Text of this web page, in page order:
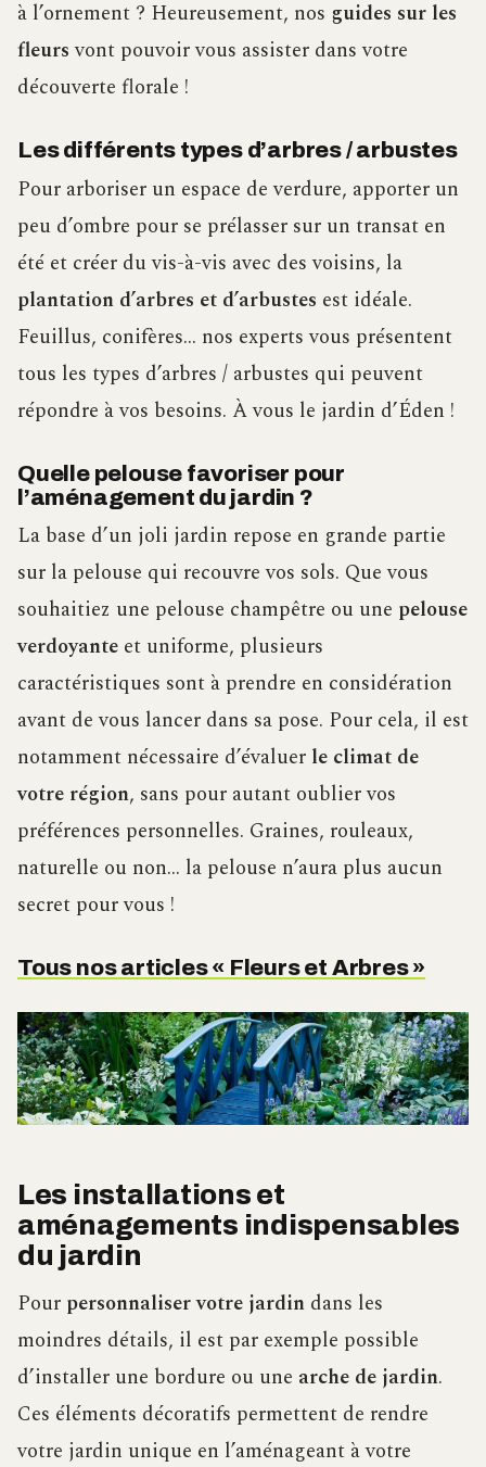
à l’ornement ? Heureusement, nos guides sur les
fleursvont pouvoir vous assister dans votre
découverte florale !
Les différents types d’arbres / arbustes
Pour arboriser un espace de verdure, apporter un
peu d’ombre pour se prélasser sur un transat en
été et créer du vis-à-vis avec des voisins, la
plantation d’arbres et d’arbustes est idéale.
Feuillus, conifères… nos experts vous présentent
tous les types d’arbres / arbustes qui peuvent
répondre à vos besoins. À vous le jardin d’Éden !
Quelle pelouse favoriser pour
l’aménagement du jardin ?
La base d’un joli jardin repose en grande partie
sur la pelouse qui recouvre vos sols. Que vous
souhaitiez une pelouse champêtre ou une pelouse
verdoyante et uniforme, plusieurs
caractéristiques sont à prendre en considération
avant de vous lancer dans sa pose. Pour cela, il est
notamment nécessaire d’évaluer le climat de
votre région, sans pour autant oublier vos
préférences personnelles. Graines, rouleaux,
naturelle ou non… la pelouse n’aura plus aucun
secret pour vous !
Tous nos articles « Fleurs et Arbres »
Les installations et
aménagements indispensables
du jardin
Pour personnaliser votre jardin dans les
moindres détails, il est par exemple possible
d’installer une bordure ou une arche de jardin.
Ces éléments décoratifs permettent de rendre
votre jardin unique en l’aménageant à votre